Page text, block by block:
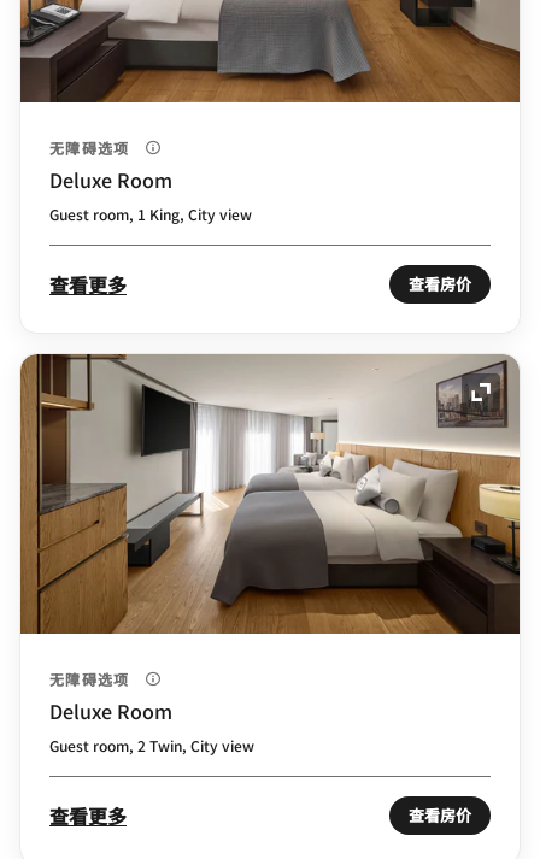
无障碍选项
Deluxe Room
Guest room, 1 King, City view
查看更多 查看房价
展开
无障碍选项
Deluxe Room
Guest room, 2 Twin, City view
查看更多 查看房价